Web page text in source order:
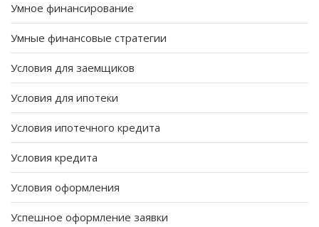
Умное финансирование
Умные финансовые стратегии
Условия для заемщиков
Условия для ипотеки
Условия ипотечного кредита
Условия кредита
Условия оформления
Успешное оформление заявки